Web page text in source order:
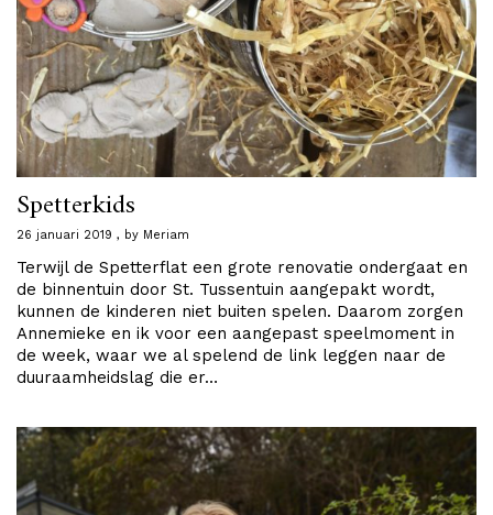
Spetterkids
26 januari 2019 by Meriam
Terwijl de Spetterflat een grote renovatie ondergaat en
de binnentuin door St. Tussentuin aangepakt wordt,
kunnen de kinderen niet buiten spelen. Daarom zorgen
Annemieke en ik voor een aangepast speelmoment in
de week, waar we al spelend de link leggen naar de
duuraamheidslag die er…